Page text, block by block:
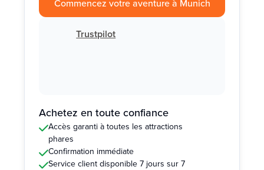
Commencez votre aventure à Munich
Trustpilot
Achetez en toute confiance
Accès garanti à toutes les attractions
phares
Confirmation immédiate
Service client disponible 7 jours sur 7